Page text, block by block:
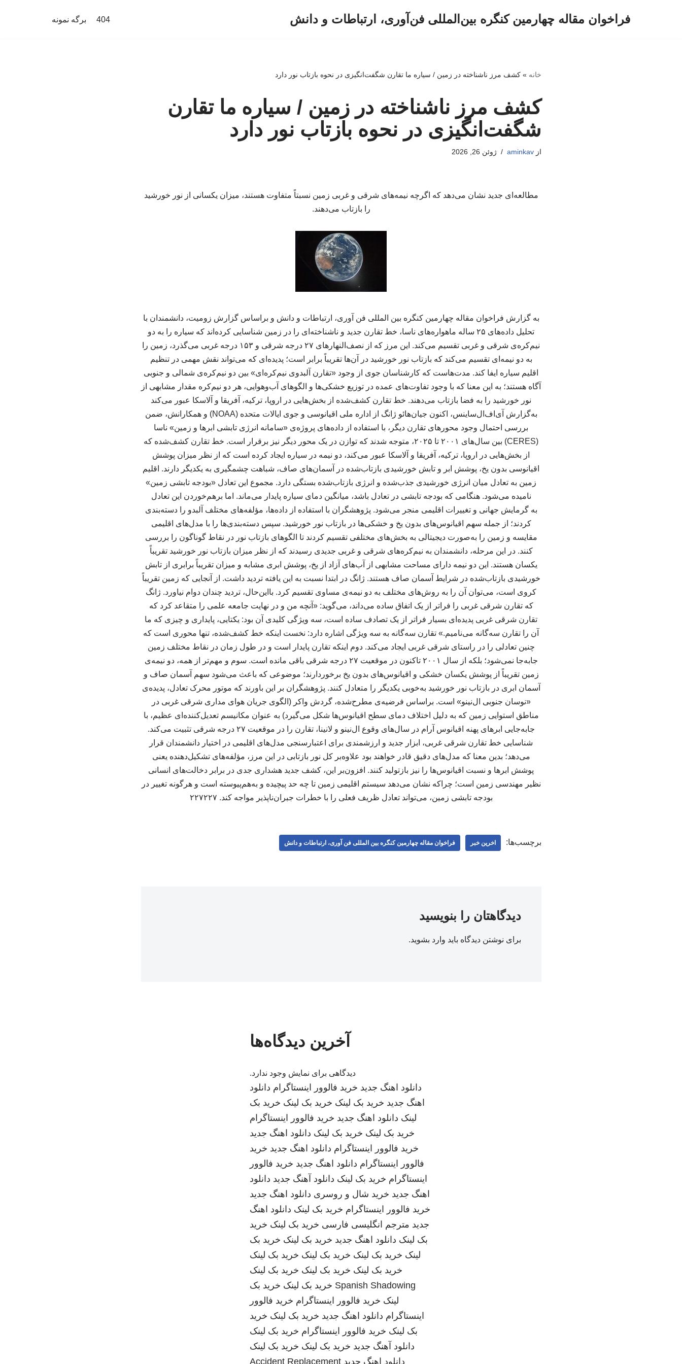
فراخوان مقاله چهارمین کنگره بین‌المللی فن‌آوری، ارتباطات و دانش 404 برگه نمونه
خانه »کشف مرز ناشناخته در زمین / سیاره ما تقارن شگفت‌انگیزی در نحوه بازتاب نور دارد
کشف مرز ناشناخته در زمین / سیاره ما تقارن
شگفت‌انگیزی در نحوه بازتاب نور دارد
ازaminkav ژوئن 26, 2026
مطالعه‌ای جدید نشان می‌دهد که اگرچه نیمه‌های شرقی و غربی زمین نسبتاً متفاوت هستند، میزان یکسانی از نور خورشید
را بازتاب می‌دهند.
به گزارش فراخوان مقاله چهارمین کنگره بین المللی فن آوری، ارتباطات و دانش و براساس گزارش زومیت، دانشمندان با
تحلیل داده‌های ۲۵ ساله ماهواره‌های ناسا، خط تقارن جدید و ناشناخته‌ای را در زمین شناسایی کرده‌اند که سیاره را به دو
نیم‌کره‌ی شرقی و غربی تقسیم می‌کند. این مرز که از نصف‌النهارهای ۲۷ درجه شرقی و ۱۵۳ درجه غربی می‌گذرد، زمین را
به دو نیمه‌ای تقسیم می‌کند که بازتاب نور خورشید در آن‌ها تقریباً برابر است؛ پدیده‌ای که می‌تواند نقش مهمی در تنظیم
اقلیم سیاره ایفا کند. مدت‌هاست که کارشناسان جوی از وجود «تقارن آلبدوی نیم‌کره‌ای» بین دو نیم‌کره‌ی شمالی و جنوبی
آگاه هستند؛ به این معنا که با وجود تفاوت‌های عمده در توزیع خشکی‌ها و الگوهای آب‌وهوایی، هر دو نیم‌کره مقدار مشابهی از
نور خورشید را به فضا بازتاب می‌دهند. خط تقارن کشف‌شده از بخش‌هایی در اروپا، ترکیه، آفریقا و آلاسکا عبور می‌کند
به‌گزارش آی‌اف‌ال‌ساینس، اکنون جیان‌هائو ژانگ از اداره ملی اقیانوسی و جوی ایالات متحده (NOAA) و همکارانش، ضمن
بررسی احتمال وجود محورهای تقارن دیگر، با استفاده از داده‌های پروژه‌ی «سامانه انرژی تابشی ابرها و زمین» ناسا
(CERES) بین سال‌های ۲۰۰۱ تا ۲۰۲۵، متوجه شدند که توازن در یک محور دیگر نیز برقرار است. خط تقارن کشف‌شده که
از بخش‌هایی در اروپا، ترکیه، آفریقا و آلاسکا عبور می‌کند، دو نیمه در سیاره ایجاد کرده است که از نظر میزان پوشش
اقیانوسی بدون یخ، پوشش ابر و تابش خورشیدی بازتاب‌شده در آسمان‌های صاف، شباهت چشمگیری به یکدیگر دارند. اقلیم
زمین به تعادل میان انرژی خورشیدی جذب‌شده و انرژی بازتاب‌شده بستگی دارد. مجموع این تعادل «بودجه تابشی زمین»
نامیده می‌شود. هنگامی که بودجه تابشی در تعادل باشد، میانگین دمای سیاره پایدار می‌ماند. اما برهم‌خوردن این تعادل
به گرمایش جهانی و تغییرات اقلیمی منجر می‌شود. پژوهشگران با استفاده از داده‌ها، مؤلفه‌های مختلف آلبدو را دسته‌بندی
کردند؛ از جمله سهم اقیانوس‌های بدون یخ و خشکی‌ها در بازتاب نور خورشید. سپس دسته‌بندی‌ها را با مدل‌های اقلیمی
مقایسه و زمین را به‌صورت دیجیتالی به بخش‌های مختلفی تقسیم کردند تا الگوهای بازتاب نور در نقاط گوناگون را بررسی
کنند. در این مرحله، دانشمندان به نیم‌کره‌های شرقی و غربی جدیدی رسیدند که از نظر میزان بازتاب نور خورشید تقریباً
یکسان هستند. این دو نیمه دارای مساحت مشابهی از آب‌های آزاد از یخ، پوشش ابری مشابه و میزان تقریباً برابری از تابش
خورشیدی بازتاب‌شده در شرایط آسمان صاف هستند. ژانگ در ابتدا نسبت به این یافته تردید داشت. از آنجایی که زمین تقریباً
کروی است، می‌توان آن را به روش‌های مختلف به دو نیمه‌ی مساوی تقسیم کرد. بااین‌حال، تردید چندان دوام نیاورد. ژانگ
که تقارن شرقی غربی را فراتر از یک اتفاق ساده می‌داند، می‌گوید: «آنچه من و در نهایت جامعه علمی را متقاعد کرد که
تقارن شرقی غربی پدیده‌ای بسیار فراتر از یک تصادف ساده است، سه ویژگی کلیدی آن بود: یکتایی، پایداری و چیزی که ما
آن را تقارن سه‌گانه می‌نامیم.» تقارن سه‌گانه به سه ویژگی اشاره دارد: نخست اینکه خط کشف‌شده، تنها محوری است که
چنین تعادلی را در راستای شرقی غربی ایجاد می‌کند. دوم اینکه تقارن پایدار است و در طول زمان در نقاط مختلف زمین
جابه‌جا نمی‌شود؛ بلکه از سال ۲۰۰۱ تاکنون در موقعیت ۲۷ درجه شرقی باقی مانده است. سوم و مهم‌تر از همه، دو نیمه‌ی
زمین تقریباً از پوشش یکسان خشکی و اقیانوس‌های بدون یخ برخوردارند؛ موضوعی که باعث می‌شود سهم آسمان صاف و
آسمان ابری در بازتاب نور خورشید به‌خوبی یکدیگر را متعادل کنند. پژوهشگران بر این باورند که موتور محرک تعادل، پدیده‌ی
«نوسان جنوبی ال‌نینو» است. براساس فرضیه‌ی مطرح‌شده، گردش واکر (الگوی جریان هوای مداری شرقی غربی در
مناطق استوایی زمین که به دلیل اختلاف دمای سطح اقیانوس‌ها شکل می‌گیرد) به عنوان مکانیسم تعدیل‌کننده‌ای عظیم، با
جابه‌جایی ابرهای پهنه اقیانوس آرام در سال‌های وقوع ال‌نینو و لانینا، تقارن را در موقعیت ۲۷ درجه شرقی تثبیت می‌کند.
شناسایی خط تقارن شرقی غربی، ابزار جدید و ارزشمندی برای اعتبارسنجی مدل‌های اقلیمی در اختیار دانشمندان قرار
می‌دهد؛ بدین معنا که مدل‌های دقیق قادر خواهند بود علاوه‌بر کل نور بازتابی در این مرز، مؤلفه‌های تشکیل‌دهنده یعنی
پوشش ابرها و نسبت اقیانوس‌ها را نیز بازتولید کنند. افزون‌بر این، کشف جدید هشداری جدی در برابر دخالت‌های انسانی
نظیر مهندسی زمین است؛ چراکه نشان می‌دهد سیستم اقلیمی زمین تا چه حد پیچیده و به‌هم‌پیوسته است و هرگونه تغییر در
بودجه تابشی زمین، می‌تواند تعادل ظریف فعلی را با خطرات جبران‌ناپذیر مواجه کند. ۲۲۷۲۲۷
برچسب‌ها: اخرین خبر فراخوان مقاله چهارمین کنگره بین المللی فن آوری، ارتباطات و دانش
دیدگاهتان را بنویسید
برای نوشتن دیدگاه باید وارد بشوید.
آخرین دیدگاه‌ها
دیدگاهی برای نمایش وجود ندارد.
دانلود اهنگ جدید خرید فالوور اینستاگرام دانلود
اهنگ جدید خرید بک لینک خرید بک لینک خرید بک
لینک دانلود اهنگ جدید خرید فالوور اینستاگرام
خرید بک لینک خرید بک لینک دانلود اهنگ جدید
خرید فالوور اینستاگرام دانلود اهنگ جدید خرید
فالوور اینستاگرام دانلود اهنگ جدید خرید فالوور
اینستاگرام خرید بک لینک دانلود آهنگ جدید دانلود
اهنگ جدید خرید شال و روسری دانلود اهنگ جدید
خرید فالوور اینستاگرام خرید بک لینک دانلود اهنگ
جدید مترجم انگلیسی فارسی خرید بک لینک خرید
بک لینک دانلود اهنگ جدید خرید بک لینک خرید بک
لینک خرید بک لینک خرید بک لینک خرید بک لینک
خرید بک لینک خرید بک لینک خرید بک لینک
Spanish Shadowing خرید بک لینک خرید بک
لینک خرید فالوور اینستاگرام خرید فالوور
اینستاگرام دانلود اهنگ جدید خرید بک لینک خرید
بک لینک خرید فالوور اینستاگرام خرید بک لینک
دانلود آهنگ جدید خرید بک لینک خرید بک لینک
دانلود اهنگ جدید Accident Replacement